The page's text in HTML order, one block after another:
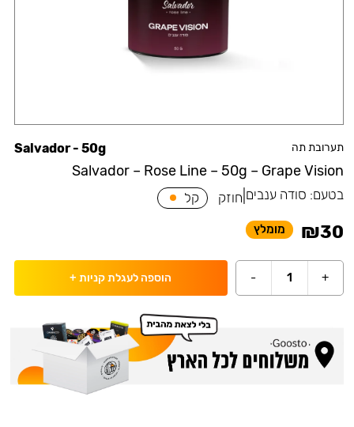
תערובת תה
Salvador – Rose Line – 50g – Grape Vision
Salvador - 50g
בטעם: סודה ענבים חוזק קל
₪30 מומלץ
+
1
- הוספה לעגלת קניות +